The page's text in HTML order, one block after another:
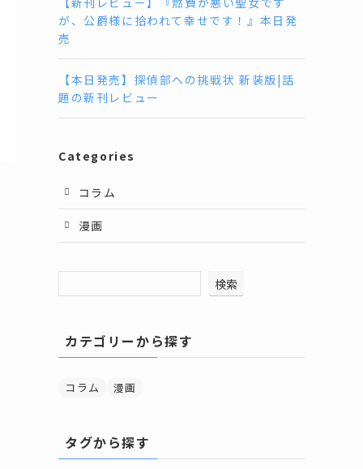
が、公爵様に拾われて幸せです！』本日発
売
【本日発売】探偵部への挑戦状 新装版|話
題の新刊レビュー
Categories
コラム
漫画
検索
カテゴリーから探す
コラム 漫画
タグから探す